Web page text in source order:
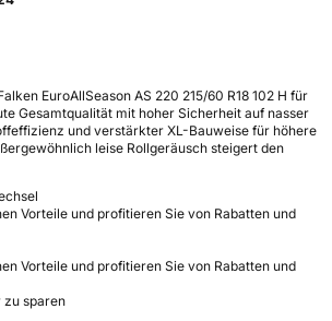
EuroAllSeason AS 220 215/60 R18 102 H für
Gesamtqualität mit hoher Sicherheit auf nasser
und verstärkter XL-Bauweise für höhere
leise Rollgeräusch steigert den
Vorteile und profitieren Sie von Rabatten und
Vorteile und profitieren Sie von Rabatten und
zu sparen